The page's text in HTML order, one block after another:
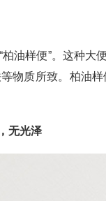
油样便”。这种
物质所致。柏油
无光泽